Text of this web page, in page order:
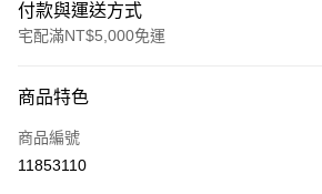
付款與運送方式
宅配滿NT$5,000免運
信用卡一次付款
LINE Pay
商品特色
商品編號
11853110